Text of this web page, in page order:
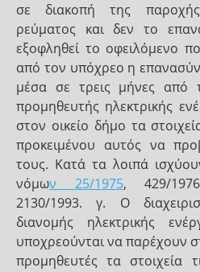
σε διακοπή της
ρεύματος και δεν το
εξοφληθεί το οφειλόμενο
από τον υπόχρεο η
μέσα σε τρεις μήνες από
προμηθευτής ηλεκτρικής
στον οικείο δήμο τα
προκειμένου αυτός να
τους. Κατά τα λοιπά
νόμων 25/1975, 429/
2130/1993. γ. Ο
διανομής ηλεκτρικής
υποχρεούνται να παρέχουν
προμηθευτές τα στοιχεία